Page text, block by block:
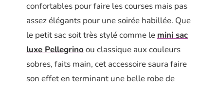
confortables pour faire les courses mais pas
assez élégants pour une soirée habillée. Que
le petit sac soit très stylé comme le mini sac
luxe Pellegrino ou classique aux couleurs
sobres, faits main, cet accessoire saura faire
son effet en terminant une belle robe de